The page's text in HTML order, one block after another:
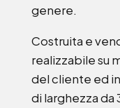
genere.
Costruita e
realizzabile su
del cliente ed
di larghezza